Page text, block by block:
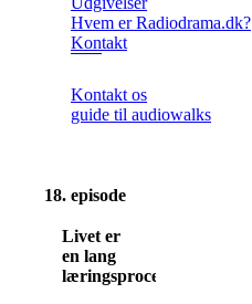
Hvem er Radiodrama.dk?
Kontakt
Kontakt os
guide til audiowalks
18. episode
Livet er
en lang
læringsproces